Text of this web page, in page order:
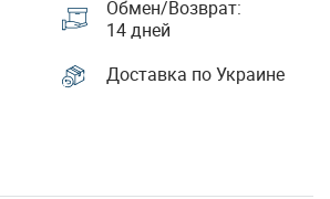
Обмен/Возврат:
14 дней
Доставка по Украине